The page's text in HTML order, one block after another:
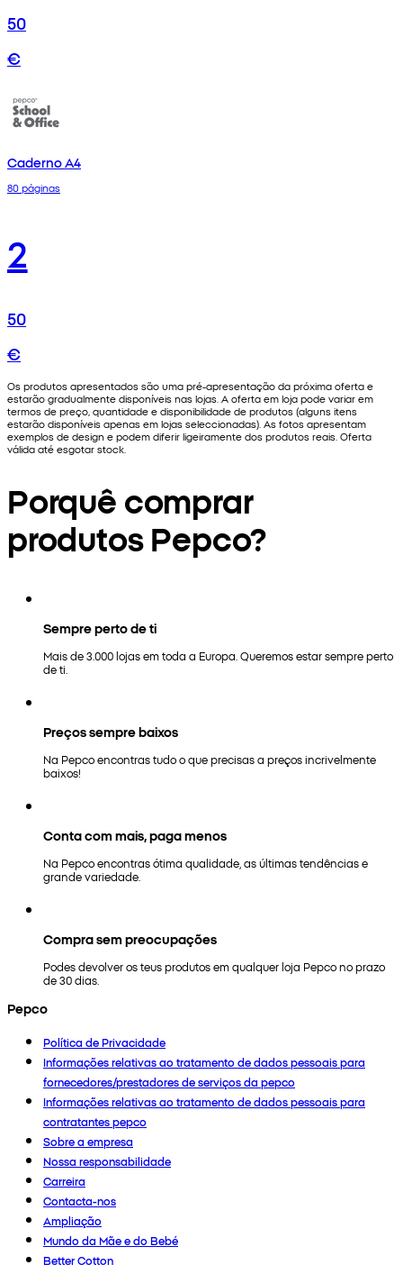
50
€
Caderno A4
80 páginas
2
50
€
Os produtos apresentados são uma pré-apresentação da próxima oferta e
estarão gradualmente disponíveis nas lojas. A oferta em loja pode variar em
termos de preço, quantidade e disponibilidade de produtos (alguns itens
estarão disponíveis apenas em lojas seleccionadas). As fotos apresentam
exemplos de design e podem diferir ligeiramente dos produtos reais. Oferta
válida até esgotar stock.
Porquê comprar
produtos Pepco?
Sempre perto de ti
Mais de 3.000 lojas em toda a Europa. Queremos estar sempre perto
de ti.
Preços sempre baixos
Na Pepco encontras tudo o que precisas a preços incrivelmente
baixos!
Conta com mais, paga menos
Na Pepco encontras ótima qualidade, as últimas tendências e
grande variedade.
Compra sem preocupações
Podes devolver os teus produtos em qualquer loja Pepco no prazo
de 30 dias.
Pepco
Política de Privacidade
Informações relativas ao tratamento de dados pessoais para
fornecedores/prestadores de serviços da pepco
Informações relativas ao tratamento de dados pessoais para
contratantes pepco
Sobre a empresa
Nossa responsabilidade
Carreira
Contacta-nos
Ampliação
Mundo da Mãe e do Bebé
Better Cotton